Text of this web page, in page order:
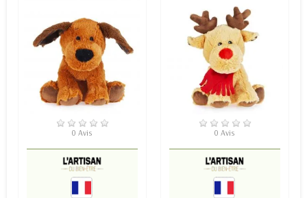
RUPTURE DE STOCK
0 Avis
EN STOCK
0 Avis